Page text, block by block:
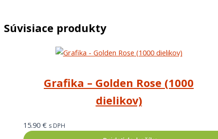
Súvisiace produkty
Grafika – Golden Rose (1000
dielikov)
15.90 € s DPH